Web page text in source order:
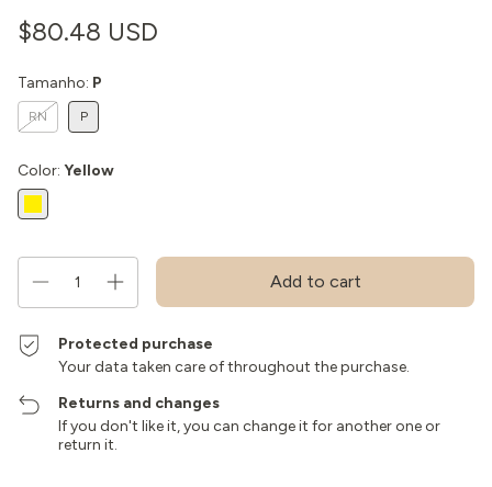
$80.48 USD
Tamanho: P
RN P
Color: Yellow
Protected purchase
Your data taken care of throughout the purchase.
Returns and changes
If you don't like it, you can change it for another one or
return it.